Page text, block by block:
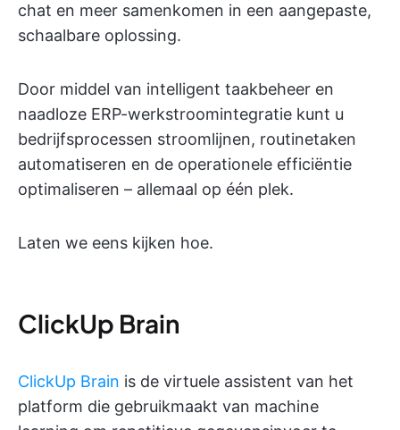
chat en meer samenkomen in een aangepaste,
schaalbare oplossing.
Door middel van intelligent taakbeheer en
naadloze ERP-werkstroomintegratie kunt u
bedrijfsprocessen stroomlijnen, routinetaken
automatiseren en de operationele efficiëntie
optimaliseren – allemaal op één plek.
Laten we eens kijken hoe.
ClickUp Brain
ClickUp Brain is de virtuele assistent van het
platform die gebruikmaakt van machine